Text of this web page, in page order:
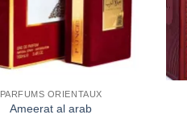
PARFUMS ORIENTAUX
Ameerat al arab